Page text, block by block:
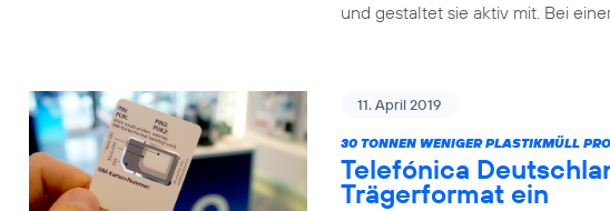
und gestaltet sie aktiv mit. Bei
11. April 2019
30 TONNEN WENIGER PLASTIKMÜLL
Telefónica
Trägerformat ein